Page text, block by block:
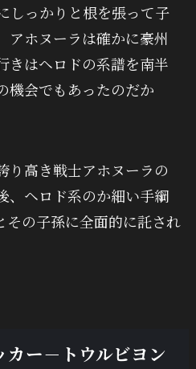
しっかりと根を張って子
ホヌーラは確かに豪州
きはヘロドの系譜を南半
機会でもあったのだか
り高き戦士アホヌーラの
、ヘロド系のか細い手綱
その子孫に全面的に託され
ー－トウルビヨン